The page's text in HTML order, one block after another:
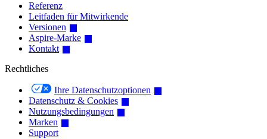
Referenz
Leitfaden für Mitwirkende
Versionen
Aspire-Marke
Kontakt
Rechtliches
Ihre Datenschutzoptionen
Datenschutz & Cookies
Nutzungsbedingungen
Marken
Support